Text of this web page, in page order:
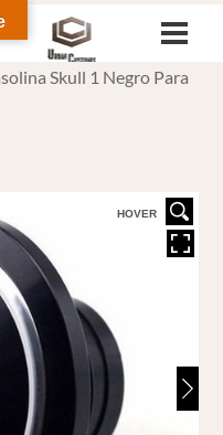
Skull 1 Negro Para
HOVER